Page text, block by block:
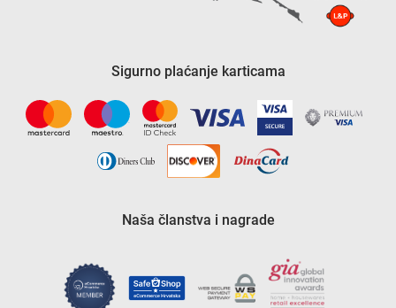
Sigurno plaćanje karticama
Naša članstva i nagrade